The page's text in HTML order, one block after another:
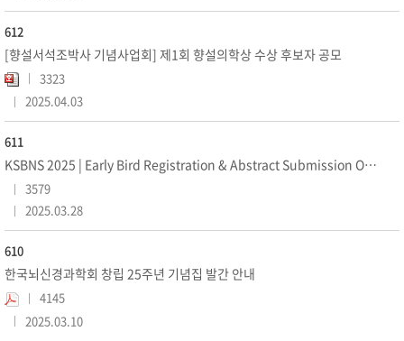
612
[향설서석조박사 기념사업회] 제1회 향설의학상 수상 후보자 공모
3323
2025.04.03
611
KSBNS 2025 | Early Bird Registration & Abstract Submission Opens on ...
3579
2025.03.28
610
한국뇌신경과학회 창립 25주년 기념집 발간 안내
4145
2025.03.10